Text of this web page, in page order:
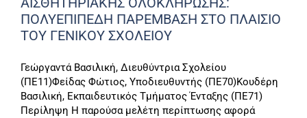
ΠΟΛΥΕΠΊΠΕΔΗ ΠΑΡΈΜΒΑΣΗ ΣΤΟ ΠΛΑΊΣΙΟ
ΤΟΥ ΓΕΝΙΚΟΎ ΣΧΟΛΕΊΟΥ
Γεώργαντά Βασιλική, Διευθύντρια Σχολείου
(ΠΕ11)Φείδας Φώτιος, Υποδιευθυντής (ΠΕ70)Κουδέρη
Βασιλική, Εκπαιδευτικός Τμήματος Ένταξης (ΠΕ71)
Περίληψη Η παρούσα μελέτη περίπτωσης αφορά